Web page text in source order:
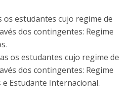
estudantes cujo regime de
dos contingentes: Regime
os estudantes cujo regime de
dos contingentes: Regime
Estudante Internacional.